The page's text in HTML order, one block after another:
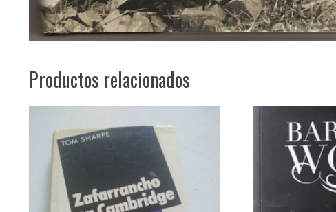
Productos relacionados